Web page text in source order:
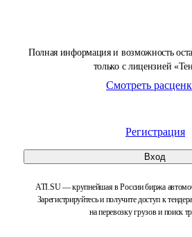
Полная информация и возможность
только с лицензией
Смотреть
Регистрация
Вход
ATI.SU — крупнейшая в России биржа
Зарегистрируйтесь и получите доступ к
на перевозку грузов и поиск